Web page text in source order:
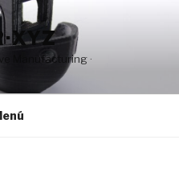
Manufacturing ·